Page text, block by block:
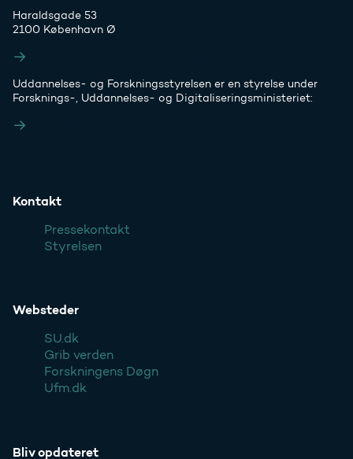
Haraldsgade 53
2100 København Ø
Uddannelses- og Forskningsstyrelsen er en styrelse under
Forsknings-, Uddannelses- og Digitaliseringsministeriet:
Kontakt
Pressekontakt
Styrelsen
Websteder
SU.dk
Grib verden
Forskningens Døgn
Ufm.dk
Bliv opdateret